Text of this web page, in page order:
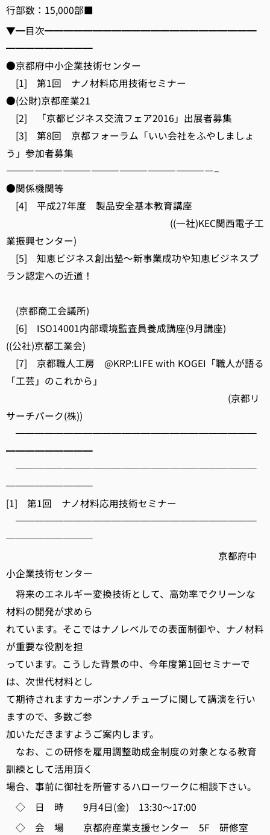
行部数：15,000部■
▼━目次━━━━━━━━━━━━━━━━━━━━━━
━━━━━━━━━
●京都府中小企業技術センター
[1] 第1回 ナノ材料応用技術セミナー
●(公財)京都産業21
[2] 「京都ビジネス交流フェア2016」出展者募集
[3] 第8回 京都フォーラム「いい会社をふやしましょ
う」参加者募集
——————————————————————–
●関係機関等
[4] 平成27年度 製品安全基本教育講座
((一社)KEC関西電子工
業振興センター)
[5] 知恵ビジネス創出塾～新事業成功や知恵ビジネスプ
ラン認定への近道！
(京都商工会議所)
[6] ISO14001内部環境監査員養成講座(9月講座)
((公社)京都工業会)
[7] 京都職人工房 @KRP:LIFE with KOGEI「職人が語る
「工芸」のこれから」
(京都リ
サーチパーク(株))
━━━━━━━━━━━━━━━━━━━━━━━━━
━━━━━━━━━
─────────────────────────
─────────
[1] 第1回 ナノ材料応用技術セミナー
─────────────────────────
─────────
京都府中
小企業技術センター
将来のエネルギー変換技術として、高効率でクリーンな
材料の開発が求めら
れています。そこではナノレベルでの表面制御や、ナノ材料
が重要な役割を担
っています。こうした背景の中、今年度第1回セミナーで
は、次世代材料とし
て期待されますカーボンナノチューブに関して講演を行い
ますので、多数ご参
加いただきますようご案内します。
なお、この研修を雇用調整助成金制度の対象となる教育
訓練として活用頂く
場合、事前に御社を所管するハローワークに相談下さい。
◇ 日 時 9月4日(金) 13:30～17:00
◇ 会 場 京都府産業支援センター 5F 研修室